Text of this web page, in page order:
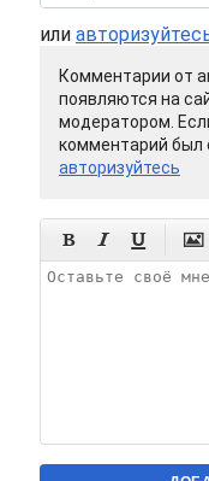
или
Комментарии от
появляются на
модератором.
комментарий был
авторизуйтесь
   